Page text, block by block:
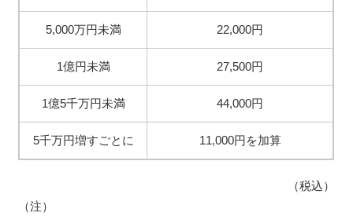
5,000万円未満 22,000円
1億円未満 27,500円
1億5千万円未満 44,000円
5千万円増すごとに 11,000円を加算
（税込）
（注）